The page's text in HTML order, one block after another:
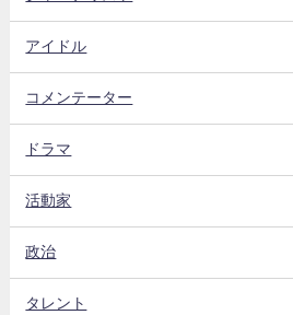
アイドル
コメンテーター
ドラマ
活動家
政治
タレント